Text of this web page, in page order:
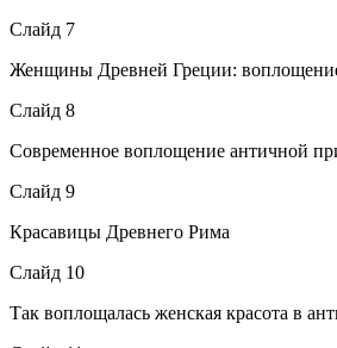
Слайд 7
Женщины Древней Греции:
Слайд 8
Современное воплощение античной
Слайд 9
Красавицы Древнего Рима
Слайд 10
Так воплощалась женская красота в